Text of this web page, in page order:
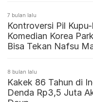
7 bulan lalu
Kontroversi Pil
Komedian Korea
Bisa Tekan Nafsu
8 bulan lalu
Kakek 86 Tahun di
Denda Rp3,5 Juta